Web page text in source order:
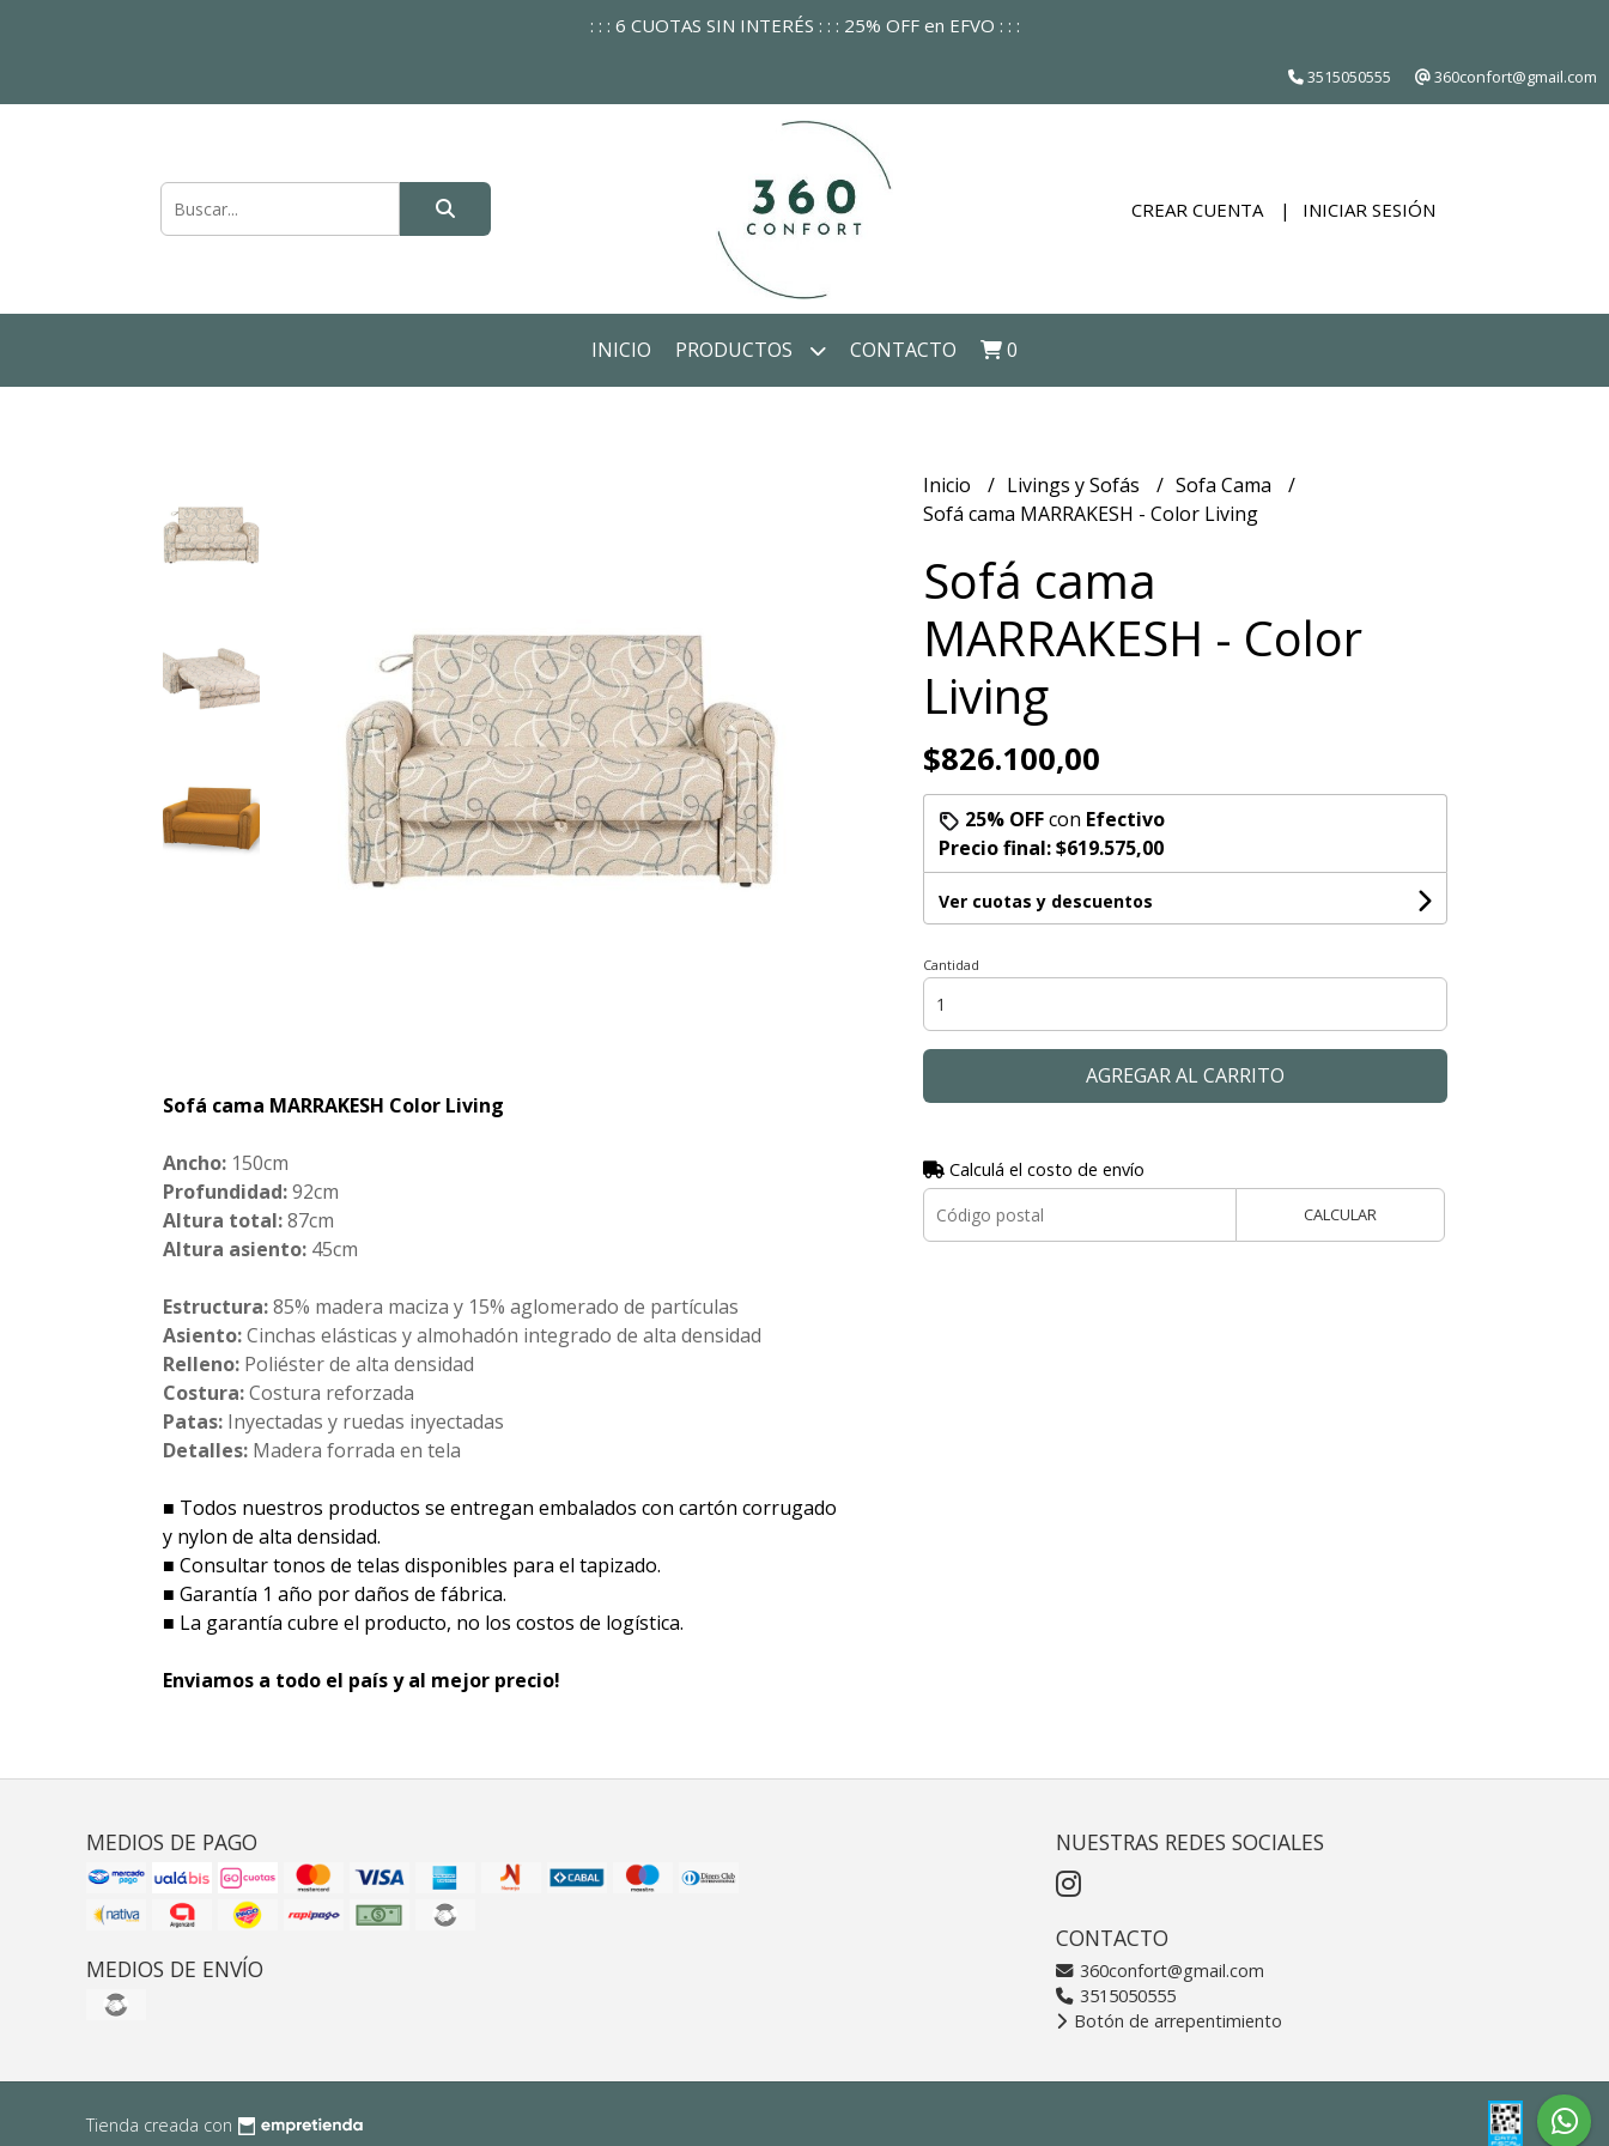
: : : 6 CUOTAS SIN INTERÉS : : : 25% OFF en EFVO : : :
3515050555 360confort@gmail.com
CREAR CUENTA INICIAR SESIÓN
INICIO PRODUCTOS CONTACTO 0
Sofá cama MARRAKESH Color Living
Ancho:150cm
Profundidad:92cm
Altura total:87cm
Altura asiento:45cm
Estructura:85% madera maciza y 15% aglomerado de partículas
Asiento:Cinchas elásticas y almohadón integrado de alta densidad
Relleno:Poliéster de alta densidad
Costura:Costura reforzada
Patas:Inyectadas y ruedas inyectadas
Detalles:Madera forrada en tela
■ Todos nuestros productos se entregan embalados con cartón corrugado
y nylon de alta densidad.
■ Consultar tonos de telas disponibles para el tapizado.
■ Garantía 1 año por daños de fábrica.
■ La garantía cubre el producto, no los costos de logística.
Enviamos a todo el país y al mejor precio!
Inicio Livings y Sofás
Sofa Cama
Sofá cama MARRAKESH - Color Living
Sofá cama
MARRAKESH - Color
Living
$826.100,00
25% OFFcon Efectivo
Precio final:$619.575,00
Ver cuotas y descuentos
Cantidad
AGREGAR AL CARRITO
Calculá el costo de envío
CALCULAR
MEDIOS DE PAGO
MEDIOS DE ENVÍO
NUESTRAS REDES SOCIALES
CONTACTO
360confort@gmail.com
3515050555
Botón de arrepentimiento
Tienda creada con